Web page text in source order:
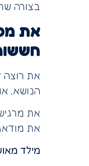
בצורה
את
את רוצה
הנושא,
את
את
מילד